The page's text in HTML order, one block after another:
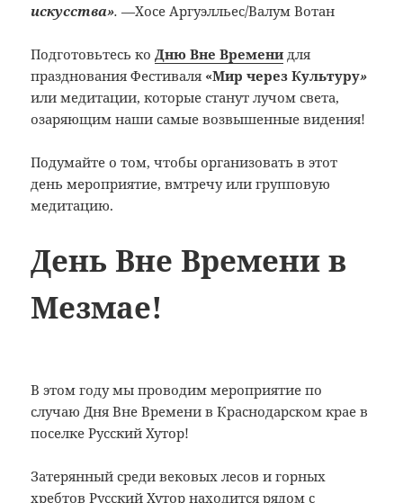
искусства». —Хосе Аргуэлльес/Валум Вотан
Подготовьтесь коДню Вне Времени для
празднования Фестиваля «Мир через Культуру»
или медитации, которые станут лучом света,
озаряющим наши самые возвышенные видения!
Подумайте о том, чтобы организовать в этот
день мероприятие, вмтречу или групповую
медитацию.
День Вне Времени в
Мезмае!
В этом году мы проводим мероприятие по
случаю Дня Вне Времени в Краснодарском крае в
поселке Русский Хутор!
Затерянный среди вековых лесов и горных
хребтов Русский Хутор находится рядом с